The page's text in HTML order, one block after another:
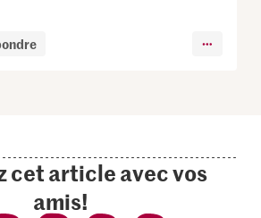
cet article avec vos
amis!